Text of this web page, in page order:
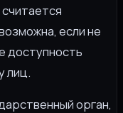
если не
доступность
лиц.
орган,